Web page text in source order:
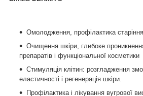
Омолодження, профілактика старіння
Очищення шкіри, глибоке
препаратів і функціональної косметики
Стимуляція клітин: розгладження
еластичності і регенерація шкіри.
Профілактика і лікування вугрової